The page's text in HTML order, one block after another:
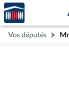
Aller au contenu
Aller en bas de la
Accèder
à la
page
d'accueil
Vos députés